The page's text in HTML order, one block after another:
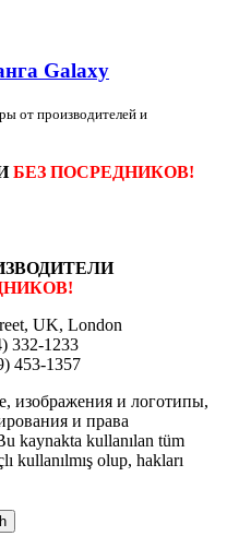
Galaxy
от производителей и
БЕЗ ПОСРЕДНИКОВ!
UK, London
332-1233
453-1357
изображения и логотипы,
и права
kaynakta kullanılan tüm
kullanılmış olup, hakları